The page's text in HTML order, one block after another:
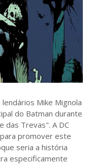
Mike Mignola
do Batman durante
das Trevas". A DC
promover este
seria a história
especificamente